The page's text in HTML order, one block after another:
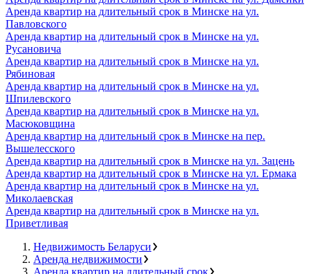
Аренда квартир на длительный срок в Минске на ул.
Павловского
Аренда квартир на длительный срок в Минске на ул.
Русановича
Аренда квартир на длительный срок в Минске на ул.
Рябиновая
Аренда квартир на длительный срок в Минске на ул.
Шпилевского
Аренда квартир на длительный срок в Минске на ул.
Масюковщина
Аренда квартир на длительный срок в Минске на пер.
Вышелесского
Аренда квартир на длительный срок в Минске на ул. Зацень
Аренда квартир на длительный срок в Минске на ул. Ермака
Аренда квартир на длительный срок в Минске на ул.
Миколаевская
Аренда квартир на длительный срок в Минске на ул.
Приветливая
Недвижимость Беларуси
Аренда недвижимости
Аренда квартир на длительный срок